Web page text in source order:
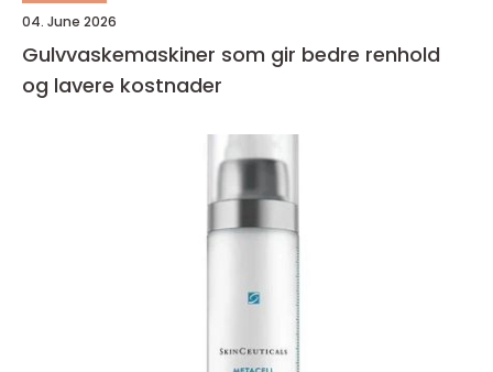
04. June 2026
Gulvvaskemaskiner som gir bedre renhold
og lavere kostnader